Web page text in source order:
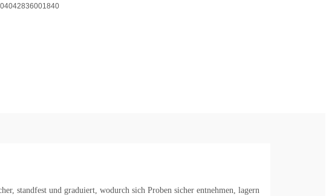
04042836001840
standfest und graduiert, wodurch sich Proben sicher entnehmen, lagern